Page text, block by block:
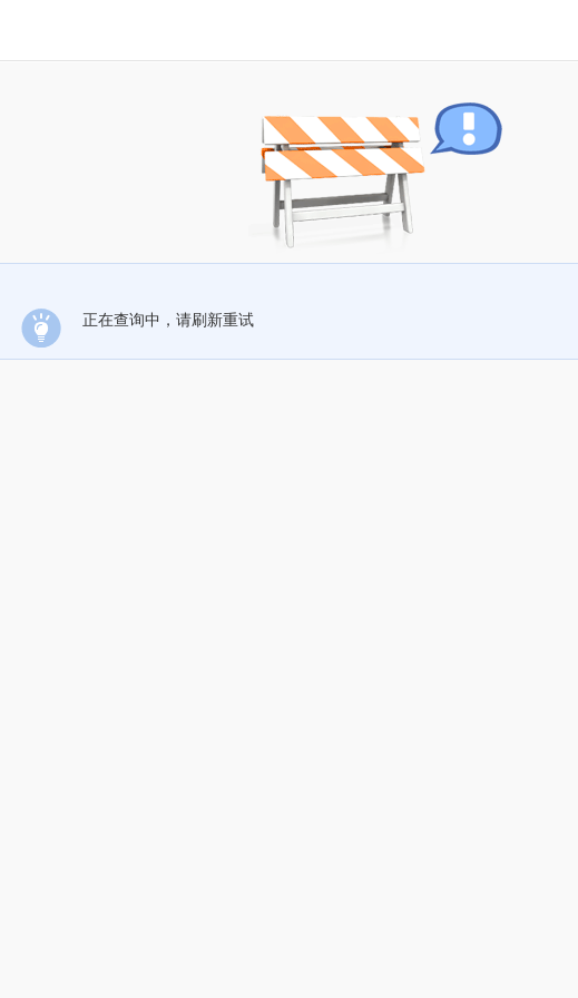
正在查询中，请刷新重试